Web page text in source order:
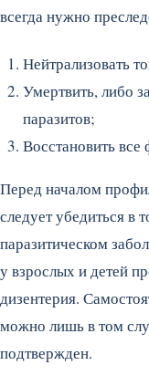
всегда нужно
Нейтрализовать
Умертвить, либо
паразитов;
Восстановить
Перед началом
следует убедиться в
паразитическом
у взрослых и детей
дизентерия.
можно лишь в том
подтвержден.